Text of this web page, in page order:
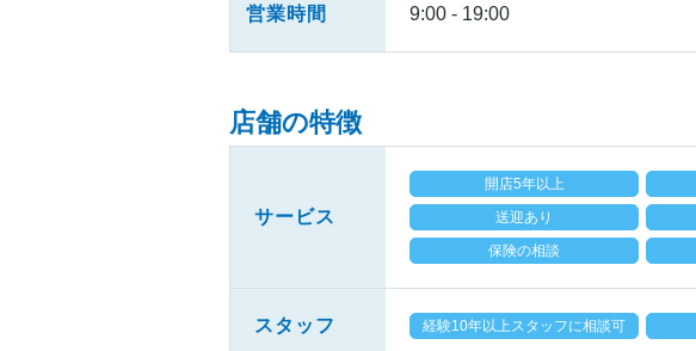
営業時間 9:00 - 19:00
店舗の特徴
サービス
開店5年以上
送迎あり
保険の相談
スタッフ 経験10年以上スタッフに相談可